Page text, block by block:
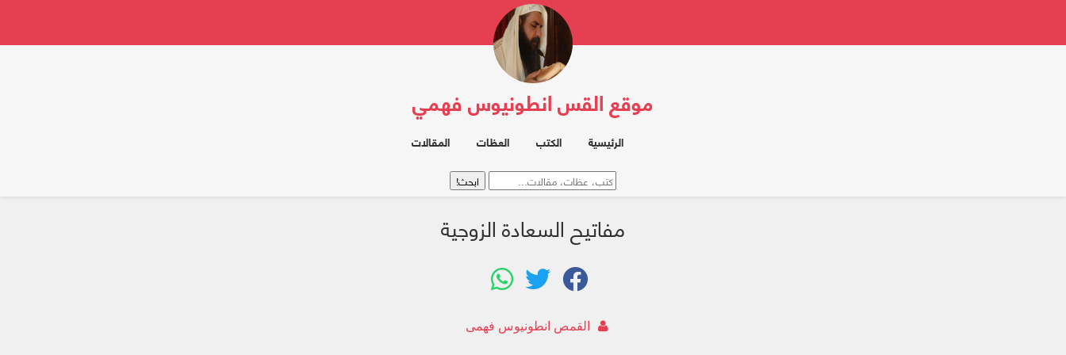
موقع القس انطونيوس فهمي
الرئيسية الكتب العظات المقالات
مفاتيح السعادة الزوجية
القمص انطونيوس فهمى